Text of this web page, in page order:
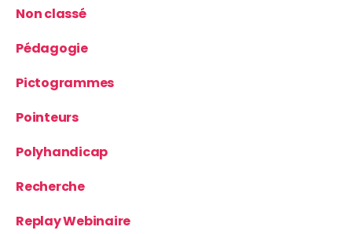
Non classé
Pédagogie
Pictogrammes
Pointeurs
Polyhandicap
Recherche
Replay Webinaire